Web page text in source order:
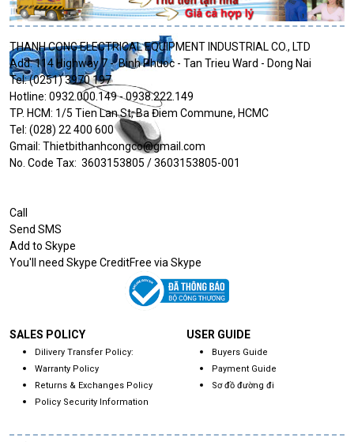
THANH CONG ELECTRICAL EQUIPMENT INDUSTRIAL CO., LTD
Add: 114 Highway 7 - Binh Phuoc - Tan Trieu Ward - Dong Nai
Tel: (0251) 3970 197
Hotline: 0932.000.149 - 0938.222.149
TP. HCM: 1/5 Tien Lan St, Ba Điem Commune, HCMC
Tel: (028) 22 400 600
Gmail: Thietbithanhcongco@gmail.com
No. Code Tax: 3603153805 / 3603153805-001
Call
Send SMS
Add to Skype
You'll need Skype CreditFree via Skype
SALES POLICY
Dilivery Transfer Policy:
Warranty Policy
Returns & Exchanges Policy
Policy Security Information
USER GUIDE
Buyers Guide
Payment Guide
Sơ đồ đường đi